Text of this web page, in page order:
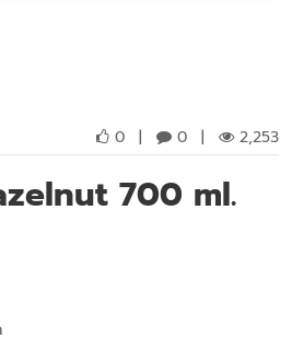
0 | 0 | 2,253
700 ml.